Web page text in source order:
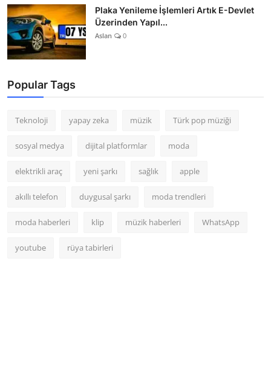
Plaka Yenileme İşlemleri Artık E-Devlet
Üzerinden Yapıl...
Aslan 0
Popular Tags
Teknoloji yapay zeka müzik Türk pop müziği
sosyal medya dijital platformlar moda
elektrikli araç yeni şarkı sağlık apple
akıllı telefon duygusal şarkı moda trendleri
moda haberleri klip müzik haberleri WhatsApp
youtube rüya tabirleri